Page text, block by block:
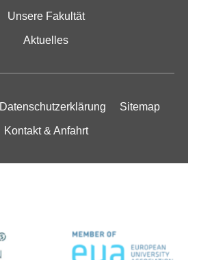
Unsere Fakultät
Aktuelles
Datenschutzerklärung Sitemap
Kontakt & Anfahrt